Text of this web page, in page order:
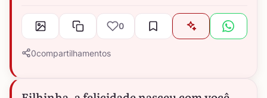
0
0compartilhamentos